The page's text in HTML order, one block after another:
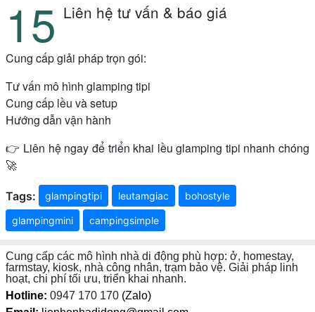
Liên hệ tư vấn & báo giá
Cung cấp giải pháp trọn gói:
Tư vấn mô hình glamping tipi
Cung cấp lều và setup
Hướng dẫn vận hành
👉 Liên hệ ngay để triển khai lều glamping tipi nhanh chóng
🚀
Tags: glampingtipi leutamgiac bohostyle
glampingmini campingsimple
Cung cấp các mô hình nhà di động phù hợp: ở, homestay,
farmstay, kiosk, nhà công nhân, trạm bảo vệ. Giải pháp linh
hoạt, chi phí tối ưu, triển khai nhanh.
Hotline: 0947 170 170 (Zalo)